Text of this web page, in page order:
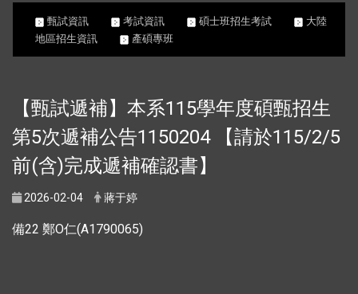
甄試資訊 考試資訊 碩士班招生考試
大陸
地區招生資訊
產碩專班
【甄試遞補】本系115學年度碩甄招生
第5次遞補公告1150204 【請於115/2/5
前(含)完成遞補確認書】
2026-02-04 蔣于婷
備22 鄭O仁(A1790065)